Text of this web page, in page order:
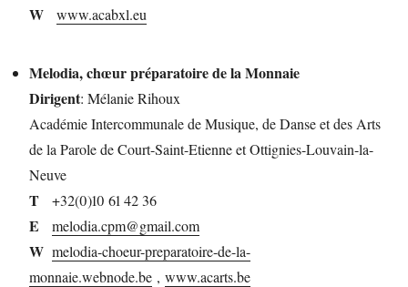
W www.acabxl.eu
Melodia, chœur préparatoire de la Monnaie
Dirigent: Mélanie Rihoux
Académie Intercommunale de Musique, de Danse et des Arts
de la Parole de Court-Saint-Etienne et Ottignies-Louvain-la-
Neuve
T +32(0)10 61 42 36
E melodia.cpm@gmail.com
W melodia-choeur-preparatoire-de-la-
monnaie.webnode.be , www.acarts.be